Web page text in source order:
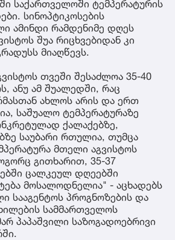
საქართველოში ტემპერატურის
სინოპტიკოსების
ამინდი რამდენიმე დღეს
შუა რიცხვებიდან კი
მიაღწევს.
თვეში შესაძლოა 35-40
ანუ ამ შუალედში, რაც
ახლოს არის და ერთ
საშუალო ტემპერატურაზე
ქალაქებზე,
საუბარი რთულია, თუმცა
მთელი აგვისტოს
გითხარით, 35-37
ცალკეულ დღეებში
მოსალოდნელია" - აცხადებს
სააგენტოს პროგნოზების და
სამმართველოს
პაპაშვილი საზოგადოებრივი